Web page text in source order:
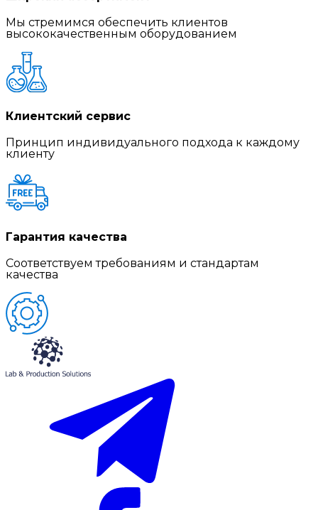
Мы стремимся обеспечить клиентов
высококачественным оборудованием
Клиентский сервис
Принцип индивидуального подхода к каждому
клиенту
Гарантия качества
Соответствуем требованиям и стандартам
качества